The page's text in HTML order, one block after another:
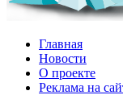
Главная
Новости
О проекте
Реклама на